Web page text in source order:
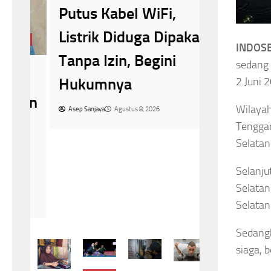
2 Juni
siaga,
Putus Kabel WiFi,
Listrik Diduga Dipakai
Tanpa Izin, Begini
Hukumnya
Asep Sanjaya Agustus 8, 2026
tapi